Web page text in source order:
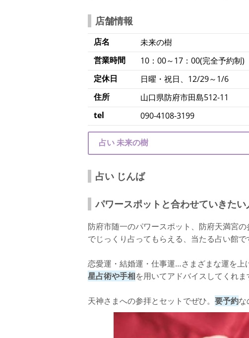
店舗情報
店名
未来の樹
営業時間
10：00～17：00(完全予約制)
定休日
日曜・祝日、12/29～1/6
住所
山口県防府市田島512-11
tel
090-4108-3199
占い 未来の樹
占い じんば
パワースポットと合わせていきた
防府市随一のパワースポット、防府天満宮
でじっくり占ってもらえる、当たる占い館で
恋愛運・結婚運・仕事運…さまざまな運を上
星占術や手相を用いてアドバイスしてくれま
天神さまへの参拝とセットでぜひ。 要予約な